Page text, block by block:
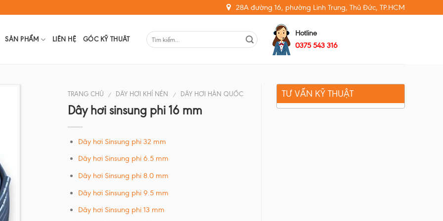
28A đường 16, phường Linh Trung, Thủ Đức, TP.HCM
SẢN PHẨM LIÊN HỆ GÓC KỸ THUÂT
Hotline
0375 543 316
TRANG CHỦ / DÂY HƠI KHÍ NÉN / DÂY HƠI HÀN QUỐC
Dây hơi sinsung phi 16 mm
Dây hơi Sinsung phi 32 mm
Dây hơi Sinsung phi 6.5 mm
Dây hơi Sinsung phi 8.0 mm
Dây hơi Sinsung phi 9.5 mm
Dây hơi Sinsung phi 13 mm
TƯ VẤN KỸ THUẬT